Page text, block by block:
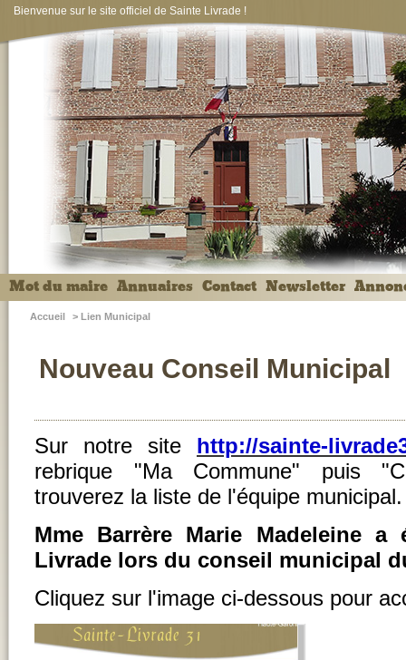
Bienvenue sur le site officiel de Sainte Livrade !
Mot du maire Annuaires Contact Newsletter
Accueil > Lien Municipal
Nouveau Conseil Municipal
Sur notre site http://sainte-
rebrique "Ma Commune" puis
trouverez la liste de l'équipe municipal.
Mme Barrère Marie Madeleine
Livrade lors du conseil municipal
Cliquez sur l'image ci-dessous pour